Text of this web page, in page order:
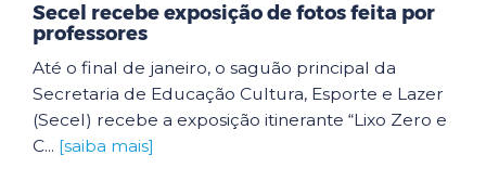
Secel recebe exposição de fotos feita por
professores
Até o final de janeiro, o saguão principal da
Secretaria de Educação Cultura, Esporte e Lazer
(Secel) recebe a exposição itinerante “Lixo Zero e
C... [saiba mais]